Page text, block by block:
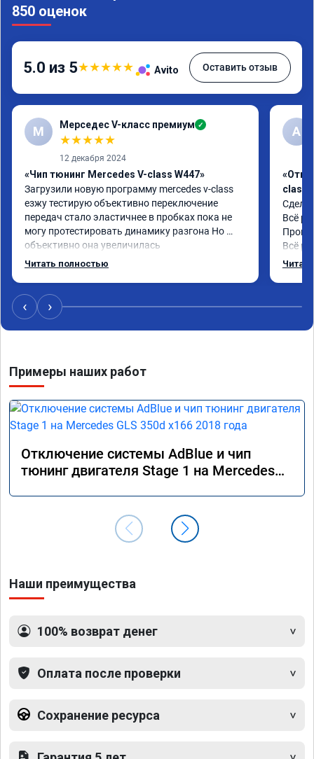
850 оценок
5.0 из 5★★★★★ Avito Оставить отзыв
М Мерседес V-класс премиум ✓
★★★★★
12 декабря 2024
«Чип тюнинг Mercedes V-class W447»
Загрузили новую программу mercedes v-class
езжу тестирую объективно переключение
передач стало эластичнее в пробках пока не
могу протестировать динамику разгона Но
объективно она увеличилась
Читать полностью
A
class
Всё
Всё
‹ ›
Примеры наших работ
Отключение системы AdBlue и чип
тюнинг двигателя Stage 1 на Mercedes
Наши преимущества
100% возврат денег
Оплата после проверки
Сохранение ресурса